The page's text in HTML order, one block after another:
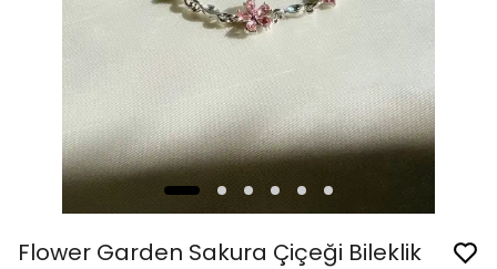
Flower Garden Sakura Çiçeği Bileklik